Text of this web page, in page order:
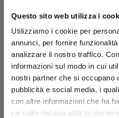
Questo sito web utilizza i
Utilizziamo i cookie per
annunci, per fornire
analizzare il nostro traffico.
informazioni sul modo in cui
nostri partner che si occupano
pubblicità e social media, i
con altre informazioni che ha
raccolto dal suo utilizzo dei
ONE PIECE